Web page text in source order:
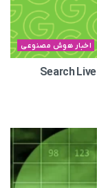
اخبار هوش مصنوعی
گوگل جستجوی صوتی اندروید را با AI Mode و Search Live